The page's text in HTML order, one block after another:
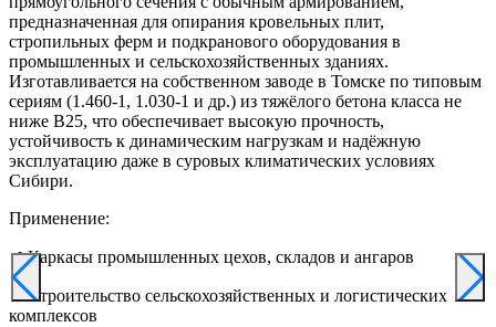
предназначенная для опирания кровельных плит,
стропильных ферм и подкранового оборудования в
промышленных и сельскохозяйственных зданиях.
Изготавливается на собственном заводе в Томске по типовым
сериям (1.460-1, 1.030-1 и др.) из тяжёлого бетона класса не
ниже B25, что обеспечивает высокую прочность,
устойчивость к динамическим нагрузкам и надёжную
эксплуатацию даже в суровых климатических условиях
Сибири.
Применение:
✔ Каркасы промышленных цехов, складов и ангаров
✔ Строительство сельскохозяйственных и логистических
комплексов